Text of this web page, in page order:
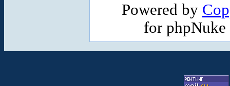
Powered by
for